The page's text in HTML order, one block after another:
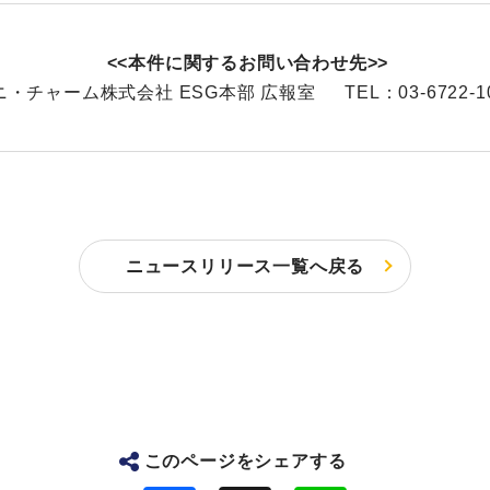
<<本件に関するお問い合わせ先>>
・チャーム株式会社 ESG本部 広報室 TEL：03-6722-
ニュースリリース一覧へ戻る
このページをシェアする